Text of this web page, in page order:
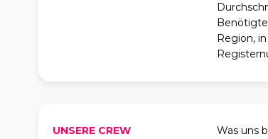
Region,
UNSERE CREW
Was uns